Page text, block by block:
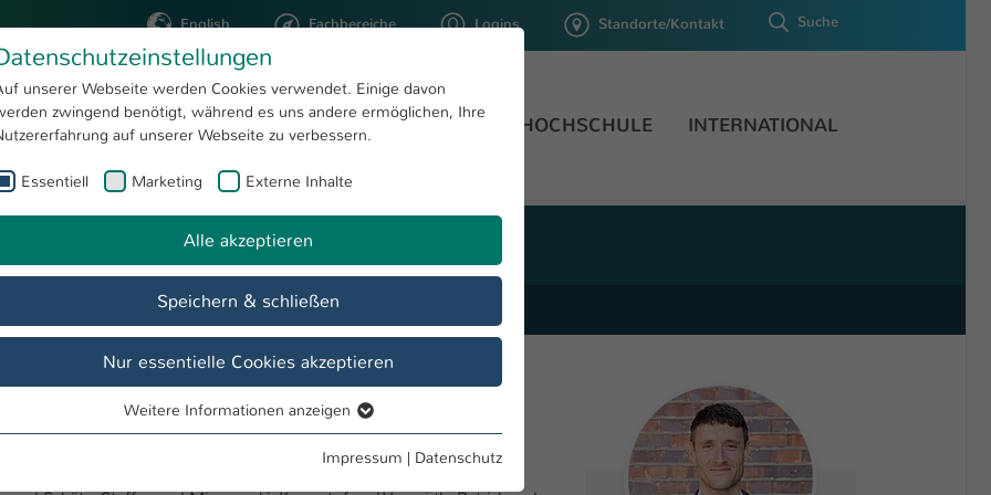
English Fachbereiche Logins Standorte/Kontakt Suche
STUDIUM FORSCHUNG HOCHSCHULE INTERNATIONAL
Prof. Dr.-Ing. Steffen Schütz
Schütz and Karsten Berns:Mechanical Design Methodology for a
Joint Geometry
unserer Webseite werden Cookies verwendet. Einige davon
zwingend benötigt, während es uns andere ermöglichen, Ihre
auf unserer Webseite zu verbessern.
Essentiell Marketing Externe Inhalte
Alle akzeptieren
Speichern & schließen
Nur essentielle Cookies akzeptieren
Essentielle Cookies werden für grundlegende Funktionen der
Weitere Informationen anzeigen
Impressum | Datenschutz